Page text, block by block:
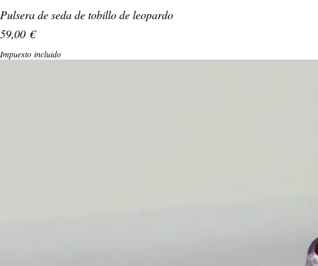
Pulsera de seda de tobillo de leopardo
Precio
59,00 €
Impuesto incluido